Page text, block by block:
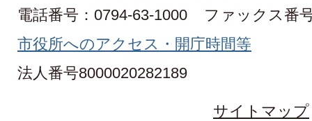
電話番号：0794-63-1000
ファックス番
市役所へのアクセス・開庁時間等
法人番号8000020282189
サイトマップ